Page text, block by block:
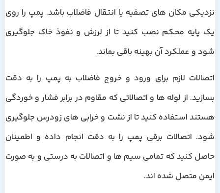
نزدیکی مکان های تصفیه یا انتقال فاضلاب باشد. پمپ را روی
یک پایه محکم نصب کنید تا از لرزش و نفوذ خاک جلوگیری
شود و عملکرد آن بهینه باقی بماند.
اتصالات لازم برای ورود و خروج فاضلاب به پمپ را به دقت
بسازید. از لوله ها و اتصالاتی که مقاوم در برابر فشار و خوردگی
هستند استفاده کنید تا از نشت و خرابی های زودرس جلوگیری
شود. اتصالات برقی پمپ را به دقت انجام داده و اطمینان
حاصل کنید که تمامی سیم ها و اتصالات به درستی و به صورت
ایمن متصل شده اند.